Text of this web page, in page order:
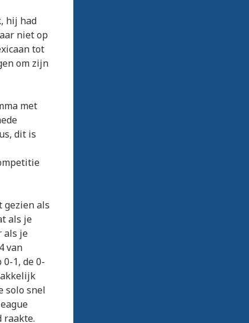
hij had
niet op
tot
om zijn
met
dit is
gezien als
als je
als je
van
1, de 0-
solo snel
raakte.